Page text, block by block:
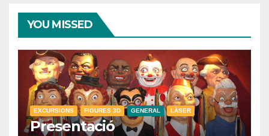
YOU MISSED
EXCURSIONS FIGURES 3D GENERAL LÀSER
Presentació